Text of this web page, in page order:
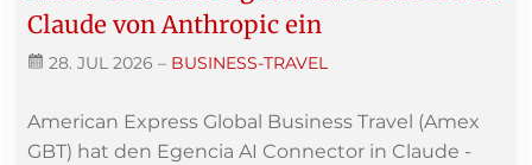
Claude von Anthropic ein
28. JUL 2026 – BUSINESS-TRAVEL
American Express Global Business Travel (Amex
GBT) hat den Egencia AI Connector in Claude -